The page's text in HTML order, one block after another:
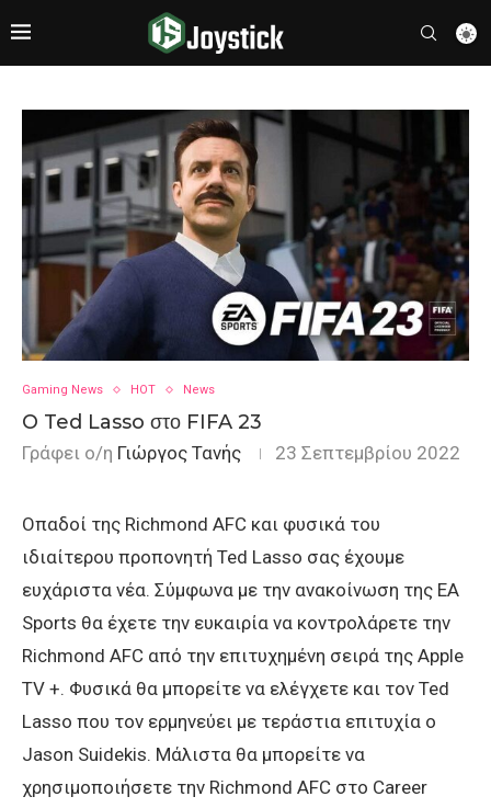
Gaming News HOT News
O Ted Lasso στο FIFA 23
Γράφει ο/η Γιώργος Τανής 23 Σεπτεμβρίου 2022
Οπαδοί της Richmond AFC και φυσικά του
ιδιαίτερου προπονητή Ted Lasso σας έχουμε
ευχάριστα νέα. Σύμφωνα με την ανακοίνωση της EA
Sports θα έχετε την ευκαιρία να κοντρολάρετε την
Richmond AFC από την επιτυχημένη σειρά της Apple
TV +. Φυσικά θα μπορείτε να ελέγχετε και τον Ted
Lasso που τον ερμηνεύει με τεράστια επιτυχία ο
Jason Suidekis. Μάλιστα θα μπορείτε να
χρησιμοποιήσετε την Richmond AFC στο Career